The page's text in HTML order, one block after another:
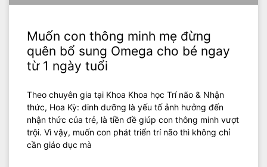
Muốn con thông minh mẹ đừng
quên bổ sung Omega cho bé ngay
từ 1 ngày tuổi
Theo chuyên gia tại Khoa Khoa học Trí não & Nhận
thức, Hoa Kỳ: dinh dưỡng là yếu tố ảnh hưởng đến
nhận thức của trẻ, là tiền đề giúp con thông minh vượt
trội. Vì vậy, muốn con phát triển trí não thì không chỉ
cần giáo dục mà